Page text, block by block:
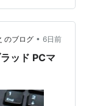
のブログ • 6日前
ッド PCマ